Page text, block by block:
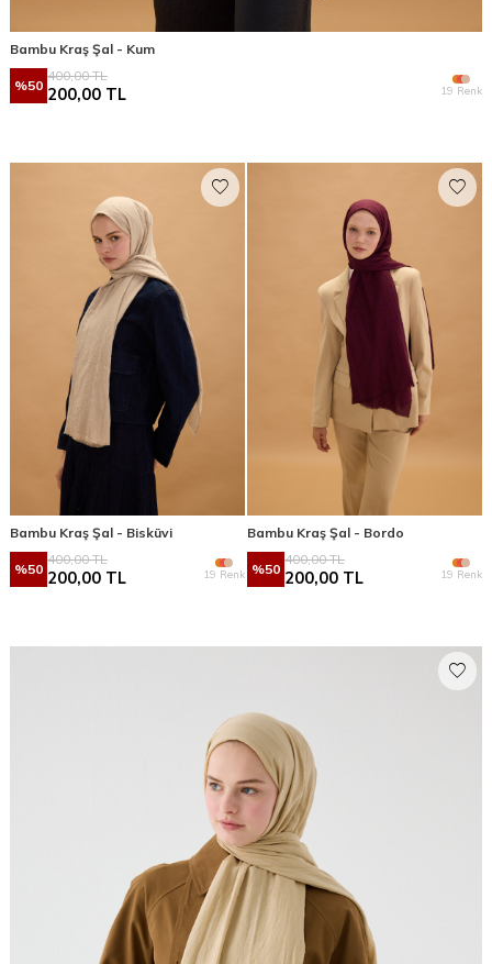
Bambu Kraş Şal - Kum
%50
400,00TL
200,00 TL 19 Renk
Bambu Kraş Şal - Bisküvi
%50
400,00TL
200,00 TL 19 Renk
Bambu Kraş Şal - Bordo
%50
400,00TL
200,00 TL 19 Renk